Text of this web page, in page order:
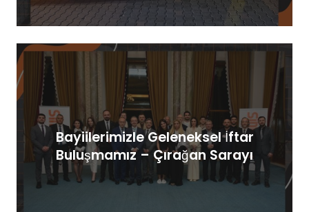
Bayiilerimizle Geleneksel İftar
Buluşmamız – Çırağan Sarayı